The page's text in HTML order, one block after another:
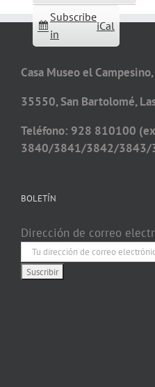
Subscribe
in
iCal
Casa Museo el Campesino,
35550, San Bartolomé,
Teléfono: 928 810100
3840/3841/3842/3843/
BOLETÍN
Dirección de correo